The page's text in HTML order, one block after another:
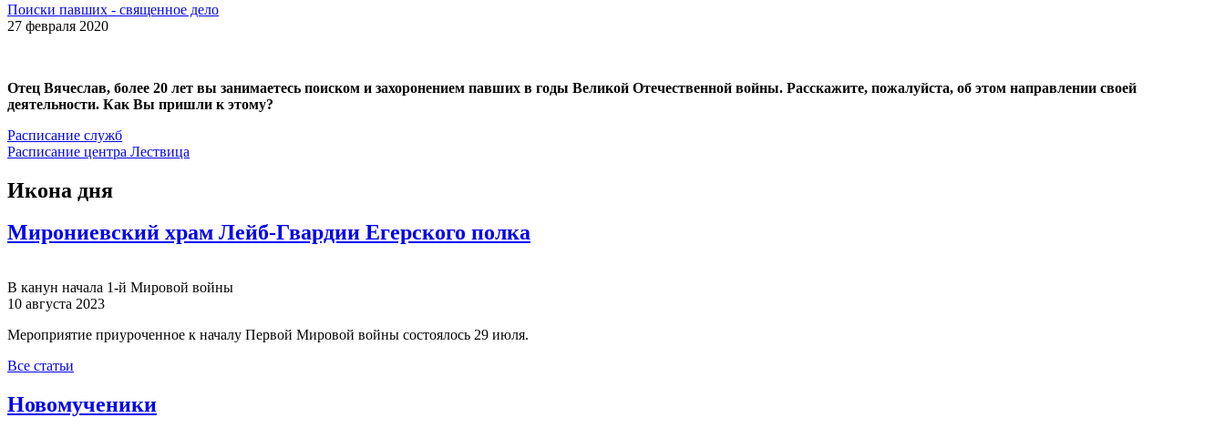
Поиски павших - священное дело
27 февраля 2020
Отец Вячеслав, более 20 лет вы занимаетесь поиском и захоронением павших в годы Великой Отечественной войны. Расскажите, пожалуйста, об этом направлении своей
деятельности. Как Вы пришли к этому?
Расписание служб
Расписание центра Лествица
Икона дня
Мирониевский храм Лейб-Гвардии Егерского полка
В канун начала 1-й Мировой войны
10 августа 2023
Мероприятие приуроченное к началу Первой Мировой войны состоялось 29 июля.
Все статьи
Новомученики